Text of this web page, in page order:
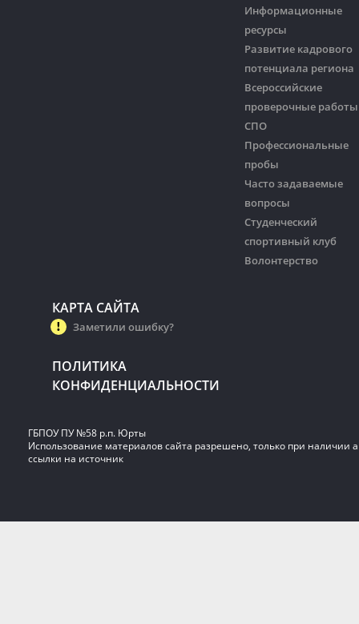
Информационные
ресурсы
Развитие кадрового
потенциала региона
Всероссийские
проверочные работы
СПО
Профессиональные
пробы
Часто задаваемые
вопросы
Студенческий
спортивный клуб
Волонтерство
КАРТА САЙТА
Заметили ошибку?
ПОЛИТИКА
КОНФИДЕНЦИАЛЬНОСТИ
ГБПОУ ПУ №58 р.п. Юрты
Использование материалов сайта разрешено, только при наличии
ссылки на источник